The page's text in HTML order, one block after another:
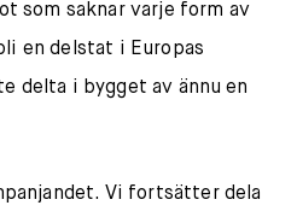
som saknar varje form av
en delstat i Europas
delta i bygget av ännu en
Vi fortsätter dela